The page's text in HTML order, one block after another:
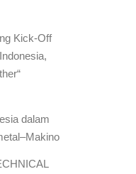
Kick-Off
dalam